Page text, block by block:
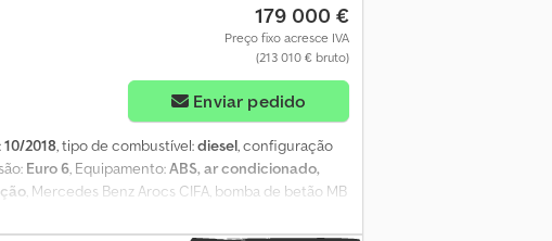
179 000 €
Preço fixo acresce IVA
(213 010 € bruto)
Enviar pedido
10/2018, tipo de combustível:diesel, configuração
Euro 6, Equipamento:ABS, ar condicionado,
, Mercedes Benz Arocs CIFA, bomba de betão MB
automática Controlo remoto por rádio e cabo
60% de vida útil Documentos de registo